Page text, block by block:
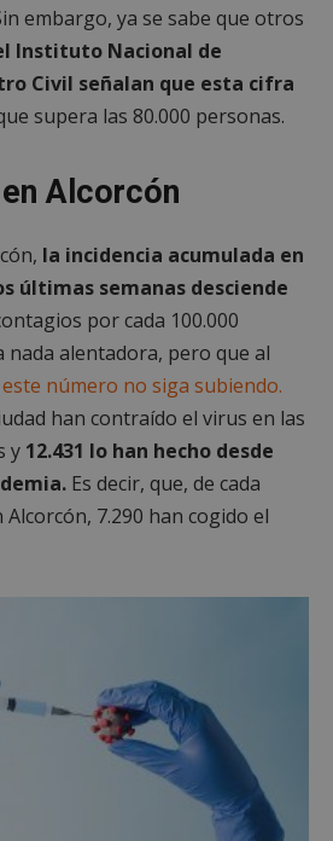
embargo, ya se sabe que otros
Instituto Nacional de
Civil señalan que esta cifra
supera las 80.000 personas.
Alcorcón
la incidencia acumulada en
últimas semanas desciende
por cada 100.000
nada alentadora, pero que al
número no siga subiendo.
han contraído el virus en las
y 12.431 lo han hecho desde
Es decir, que, de cada
Alcorcón, 7.290 han cogido el